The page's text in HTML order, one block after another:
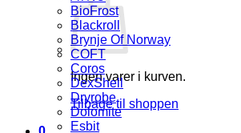
Ingen varer i kurven.
Tilbage til shoppen
BioFrost
Blackroll
Brynje Of Norway
COFT
Coros
DexShell
Dryrobe
Dolomite
Esbit